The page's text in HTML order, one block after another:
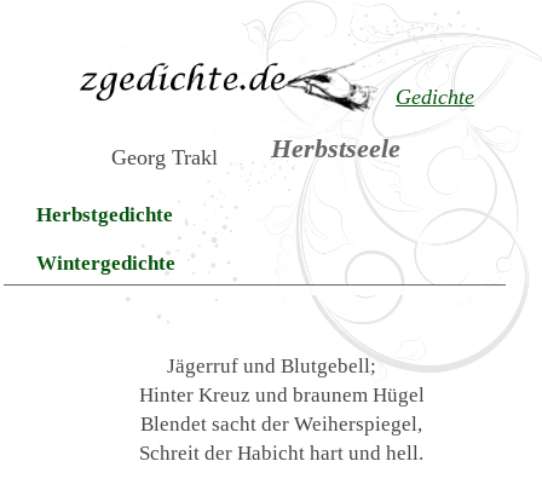
Gedichte
Herbstseele
Georg Trakl
Herbstgedichte
Wintergedichte
Jägerruf und Blutgebell;
Hinter Kreuz und braunem Hügel
Blendet sacht der Weiherspiegel,
Schreit der Habicht hart und hell.